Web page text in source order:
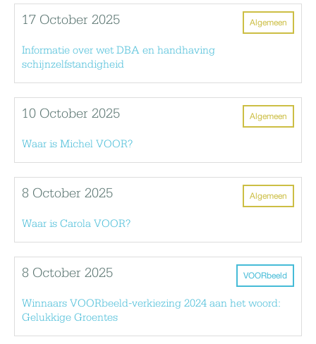
Algemeen
17 October 2025
Informatie over wet DBA en handhaving
schijnzelfstandigheid
Algemeen
10 October 2025
Waar is Michel VOOR?
Algemeen
8 October 2025
Waar is Carola VOOR?
VOORbeeld
8 October 2025
Winnaars VOORbeeld-verkiezing 2024 aan het woord:
Gelukkige Groentes